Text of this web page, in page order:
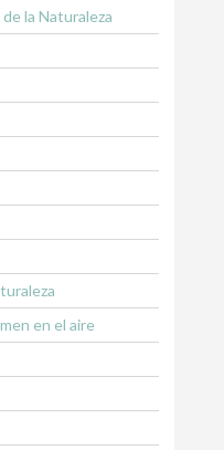
la Naturaleza
en el aire